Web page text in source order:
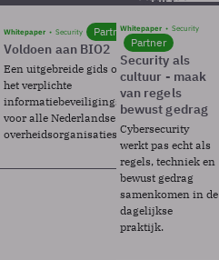
Whitepaper Security Partner
Voldoen aan BIO2
Een uitgebreide gids over BIO2,
het verplichte
informatiebeveiligingsframework
voor alle Nederlandse
overheidsorganisaties.
Whitepaper Security
Partner
Security als
cultuur - maak
van regels
bewust gedrag
Cybersecurity
werkt pas echt als
regels, techniek en
bewust gedrag
samenkomen in de
dagelijkse
praktijk.